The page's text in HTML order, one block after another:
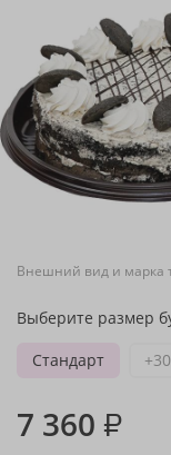
Внешний вид и марка
Выберите размер
Стандарт
7 360 ₽